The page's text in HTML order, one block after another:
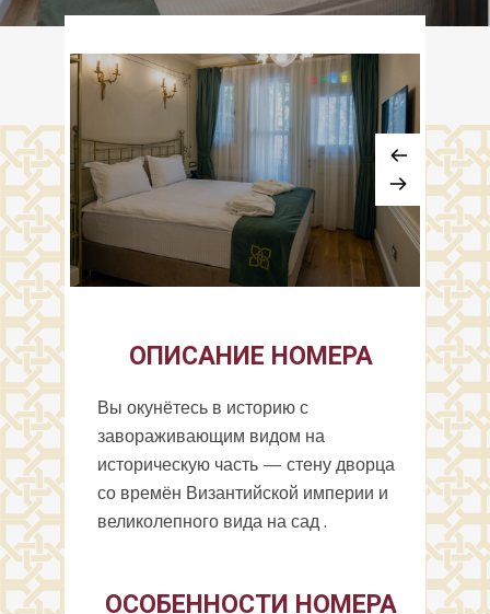
ОПИСАНИЕ НОМЕРА
Вы окунётесь в историю с
завораживающим видом на
историческую часть — стену дворца
со времён Византийской империи и
великолепного вида на сад .
ОСОБЕННОСТИ НОМЕРА